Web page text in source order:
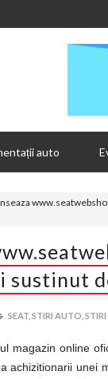
auto
sustinut
SEAT, STIRI AUTO, STIRI
magazin online
achizitionarii unei